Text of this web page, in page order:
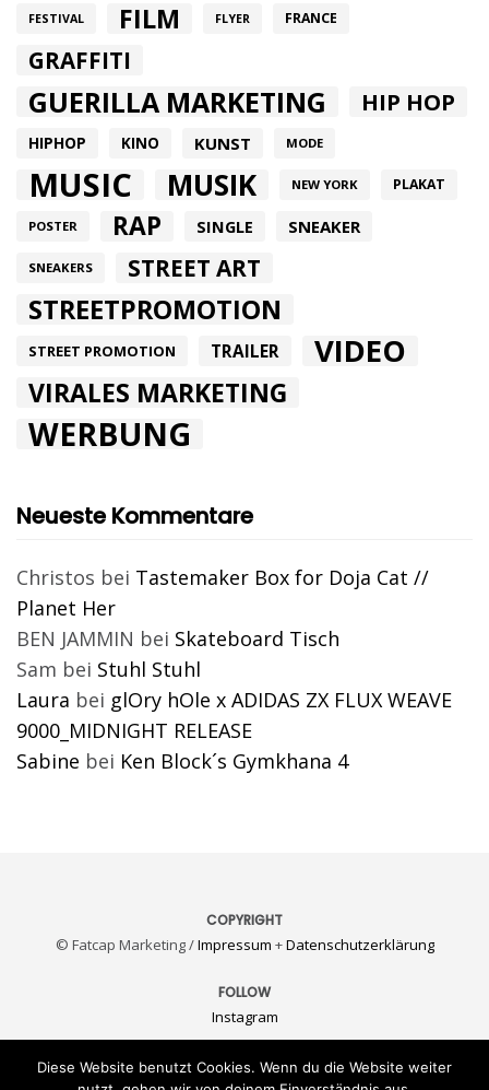
FESTIVAL FILM FLYER FRANCE
GRAFFITI
GUERILLA MARKETING HIP HOP
HIPHOP KINO KUNST MODE
MUSIC MUSIK NEW YORK PLAKAT
POSTER RAP SINGLE SNEAKER
SNEAKERS STREET ART
STREETPROMOTION
STREET PROMOTION TRAILER VIDEO
VIRALES MARKETING
WERBUNG
Neueste Kommentare
Christos bei Tastemaker Box for Doja Cat //
Planet Her
BEN JAMMIN bei Skateboard Tisch
Sam bei Stuhl Stuhl
Laura bei glOry hOle x ADIDAS ZX FLUX WEAVE
9000_MIDNIGHT RELEASE
Sabine bei Ken Block´s Gymkhana 4
COPYRIGHT
© Fatcap Marketing /Impressum +Datenschutzerklärung
FOLLOW
Instagram
KONTAKT
Diese Website benutzt Cookies. Wenn du die Website weiter